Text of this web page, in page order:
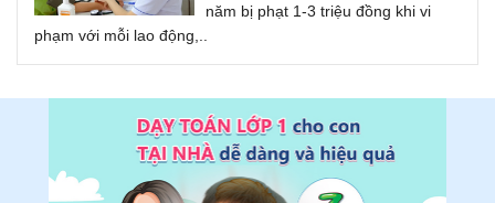
năm bị phạt 1-3 triệu đồng khi vi
phạm với mỗi lao động,..